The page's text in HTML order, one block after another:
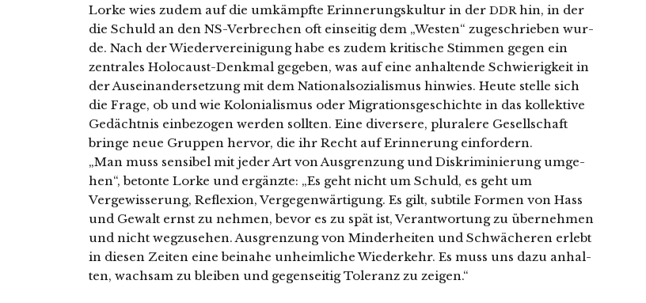
Lorke wies zudem auf die umkämpf­te Erinnerungskultur in der DDRhin, in der
die Schuld an den NS-Verbrechen oft ein­sei­tig dem „Westen“ zuge­schrie­ben wur­
de. Nach der Wiedervereinigung habe es zudem kri­ti­sche Stimmen gegen ein
zen­tra­les Holocaust-Denkmal gege­ben, was auf eine anhal­ten­de Schwierigkeit in
der Auseinandersetzung mit dem Nationalsozialismus hin­wies. Heute stel­le sich
die Frage, ob und wie Kolonialismus oder Migrationsgeschichte in das kol­lek­ti­ve
Gedächtnis ein­be­zo­gen wer­den soll­ten. Eine diver­se­re, plu­ra­le­re Gesellschaft
brin­ge neue Gruppen her­vor, die ihr Recht auf Erinnerung ein­for­dern.
„Man muss sen­si­bel mit jeder Art von Ausgrenzung und Diskriminierung umge­
hen“, beton­te Lorke und ergänz­te: „Es geht nicht um Schuld, es geht um
Vergewisserung, Reflexion, Vergegenwärtigung. Es gilt, sub­ti­le Formen von Hass
und Gewalt ernst zu neh­men, bevor es zu spät ist, Verantwortung zu über­neh­men
und nicht weg­zu­se­hen. Ausgrenzung von Minderheiten und Schwächeren erlebt
in die­sen Zeiten eine bei­na­he unheim­li­che Wiederkehr. Es muss uns dazu anhal­
ten, wach­sam zu blei­ben und gegen­sei­tig Toleranz zu zei­gen.“